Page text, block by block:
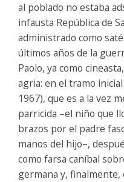
al poblado no estaba
infausta República de
administrado como
últimos años de la
Paolo, ya como
agria: en el tramo
1967), que es a la vez
parricida –el niño que
brazos por el padre
manos del hijo–,
como farsa caníbal
germana y, finalmente,